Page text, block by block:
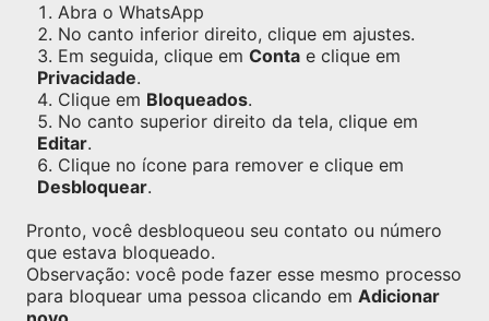
Abra o WhatsApp
No canto inferior direito, clique em ajustes.
Em seguida, clique em Conta e clique em
Privacidade.
Clique em Bloqueados.
No canto superior direito da tela, clique em
Editar.
Clique no ícone para remover e clique em
Desbloquear.
Pronto, você desbloqueou seu contato ou número
que estava bloqueado.
Observação: você pode fazer esse mesmo processo
para bloquear uma pessoa clicando em Adicionar